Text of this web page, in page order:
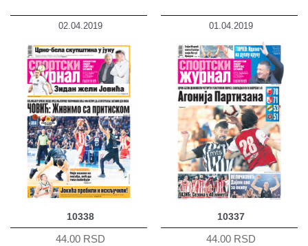
02.04.2019
10338
44.00 RSD
01.04.2019
10337
44.00 RSD